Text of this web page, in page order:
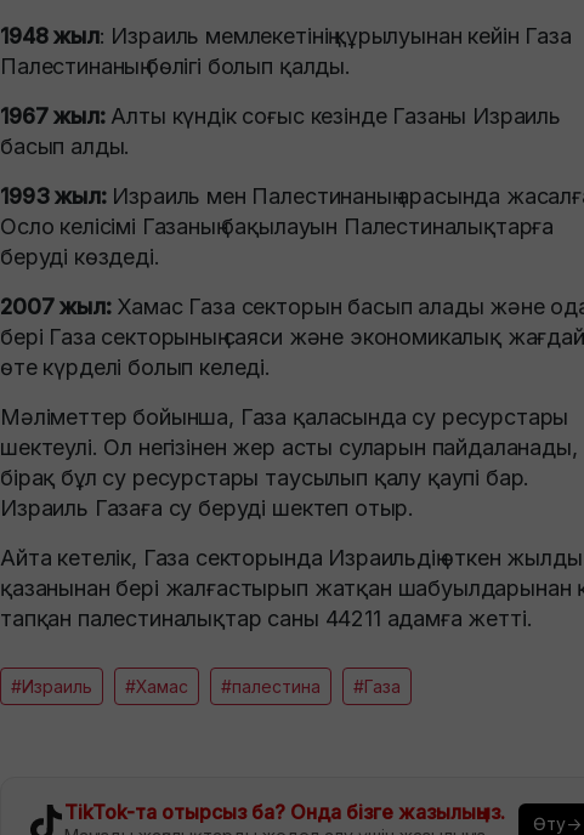
1948 жыл: Израиль мемлекетінің құрылуынан кейін Газа
Палестинаның бөлігі болып қалды.
1967 жыл:Алты күндік соғыс кезінде Газаны Израиль
басып алды.
1993 жыл: Израиль мен Палестинаның арасында
Осло келісімі Газаның бақылауын Палестиналықтарға
беруді көздеді.
2007 жыл:Хамас Газа секторын басып алады және
бері Газа секторының саяси және экономикалық
өте күрделі болып келеді.
Мәліметтер бойынша, Газа қаласында су ресурстары
шектеулі. Ол негізінен жер асты суларын пайдаланады,
бірақ бұл су ресурстары таусылып қалу қаупі бар.
Израиль Газаға су беруді шектеп отыр.
Айта кетелік, Газа секторында Израильдің өткен жылдың
қазанынан бері жалғастырып жатқан шабуылдарынан
тапқан палестиналықтар саны 44211 адамға жетті.
#Израиль #Хамас #палестина #Газа
TikTok-та отырсыз ба? Онда бізге жазылыңыз. Өту→